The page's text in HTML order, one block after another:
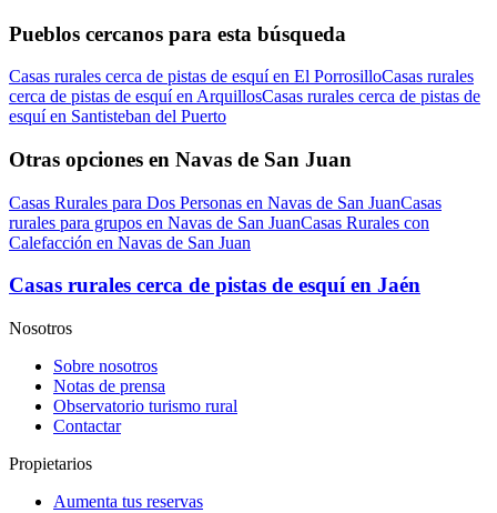
Pueblos cercanos para esta búsqueda
Casas rurales cerca de pistas de esquí en El PorrosilloCasas rurales
cerca de pistas de esquí en ArquillosCasas rurales cerca de pistas de
esquí en Santisteban del Puerto
Otras opciones en Navas de San Juan
Casas Rurales para Dos Personas en Navas de San JuanCasas
rurales para grupos en Navas de San JuanCasas Rurales con
Calefacción en Navas de San Juan
Casas rurales cerca de pistas de esquí en Jaén
Nosotros
Sobre nosotros
Notas de prensa
Observatorio turismo rural
Contactar
Propietarios
Aumenta tus reservas